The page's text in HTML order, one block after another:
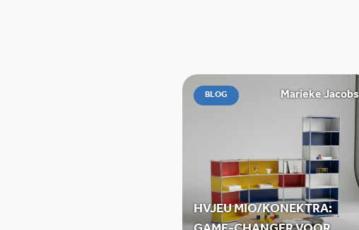
BLOG Marieke Jacobs
HVJEU MIO/KONEKTRA: